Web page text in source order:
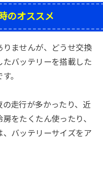
のオススメ
りませんが、どうせ交換
バッテリーを搭載した
。
走行が多かったり、近
をたくたん使ったり、
バッテリーサイズをア